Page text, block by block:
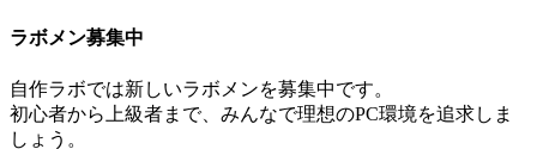
ラボメン募集中
自作ラボでは新しいラボメンを募集中です。
初心者から上級者まで、みんなで理想のPC環境を追求しま
しょう。